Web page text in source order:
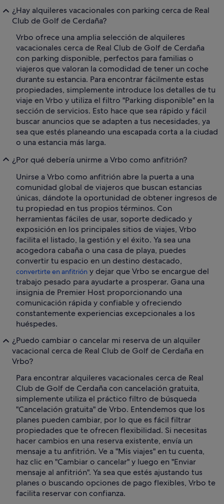
¿Hay alquileres vacacionales con parking cerca de Real
Club de Golf de Cerdaña?
Vrbo ofrece una amplia selección de alquileres
vacacionales cerca de Real Club de Golf de Cerdaña
con parking disponible, perfectos para familias o
viajeros que valoran la comodidad de tener un coche
durante su estancia. Para encontrar fácilmente estas
propiedades, simplemente introduce los detalles de tu
viaje en Vrbo y utiliza el filtro "Parking disponible" en la
sección de servicios. Esto hace que sea rápido y fácil
buscar anuncios que se adapten a tus necesidades, ya
sea que estés planeando una escapada corta a la ciudad
o una estancia más larga.
¿Por qué debería unirme a Vrbo como anfitrión?
Unirse a Vrbo como anfitrión abre la puerta a una
comunidad global de viajeros que buscan estancias
únicas, dándote la oportunidad de obtener ingresos de
tu propiedad en tus propios términos. Con
herramientas fáciles de usar, soporte dedicado y
exposición en los principales sitios de viajes, Vrbo
facilita el listado, la gestión y el éxito. Ya sea una
acogedora cabaña o una casa de playa, puedes
convertir tu espacio en un destino destacado,
convertirte en anfitrión y dejar que Vrbo se encargue del
trabajo pesado para ayudarte a prosperar. Gana una
insignia de Premier Host proporcionando una
comunicación rápida y confiable y ofreciendo
constantemente experiencias excepcionales a los
huéspedes.
¿Puedo cambiar o cancelar mi reserva de un alquiler
vacacional cerca de Real Club de Golf de Cerdaña en
Vrbo?
Para encontrar alquileres vacacionales cerca de Real
Club de Golf de Cerdaña con cancelación gratuita,
simplemente utiliza el práctico filtro de búsqueda
"Cancelación gratuita" de Vrbo. Entendemos que los
planes pueden cambiar, por lo que es fácil filtrar
propiedades que te ofrecen flexibilidad. Si necesitas
hacer cambios en una reserva existente, envía un
mensaje a tu anfitrión. Ve a "Mis viajes" en tu cuenta,
haz clic en "Cambiar o cancelar" y luego en "Enviar
mensaje al anfitrión". Ya sea que estés ajustando tus
planes o buscando opciones de pago flexibles, Vrbo te
facilita reservar con confianza.